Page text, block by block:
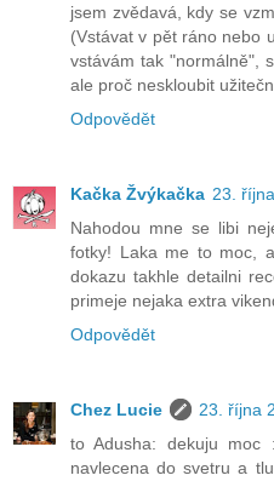
jsem zvědavá, kdy se
(Vstávat v pět ráno nebo
vstávám tak "normálně",
ale proč neskloubit
Odpovědět
Kačka Žvýkačka 23.
Nahodou mne se libi
fotky! Laka me to moc,
dokazu takhle detailni
primeje nejaka extra
Odpovědět
Chez Lucie
23. října
to Adusha: dekuju
navlecena do svetru a